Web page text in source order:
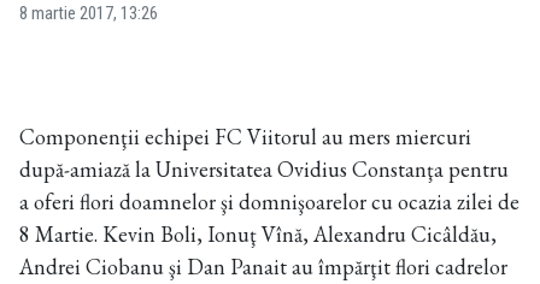
8 martie 2017, 13:26
Componenţii echipei FC Viitorul au mers miercuri
după-amiază la Universitatea Ovidius Constanţa pentru
a oferi flori doamnelor şi domnişoarelor cu ocazia zilei de
8 Martie. Kevin Boli, Ionuţ Vînă, Alexandru Cicâldău,
Andrei Ciobanu şi Dan Panait au împărţit flori cadrelor